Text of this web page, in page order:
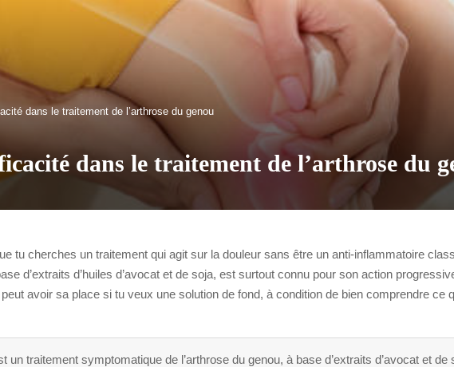
dans le traitement de l’arthrose du genou
dans le traitement de l’arthrose du
tu cherches un traitement qui agit sur la douleur sans être un anti-inflammatoire
d’extraits d’huiles d’avocat et de soja, est surtout connu pour son action
avoir sa place si tu veux une solution de fond, à condition de bien comprendre ce
un traitement symptomatique de l’arthrose du genou, à base d’extraits d’avocat et